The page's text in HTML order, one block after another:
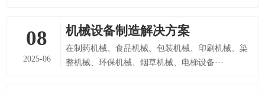
08
2025-06
机械设备制造解决方案
在制药机械、食品机械、包装机械、印刷机械、染
整机械、环保机械、烟草机械、电梯设备···